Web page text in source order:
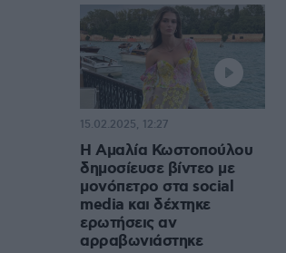
Η Αμαλία Κωστοπούλου
δημοσίευσε βίντεο με
μονόπετρο στα social
media και δέχτηκε
ερωτήσεις αν
αρραβωνιάστηκε
15.02.2025, 12:27